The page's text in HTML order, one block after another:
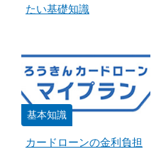
たい基礎知識
基本知識
カードローンの金利負担